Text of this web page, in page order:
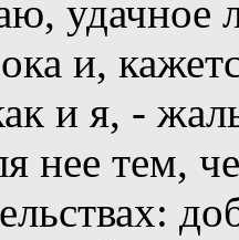
удачное
и,
и я, -
нее тем,